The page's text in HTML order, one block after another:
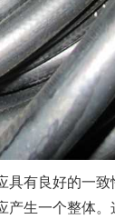
有良好的一
生一个整体